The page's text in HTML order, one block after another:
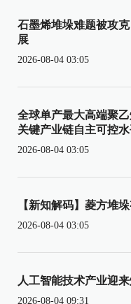
石墨烯堆垛难题被攻
展
2026-08-04 03:05
全球单产最大高端聚
关键产业链自主可控
2026-08-04 03:05
【新知解码】菱方堆
2026-08-04 03:05
人工智能技术产业迎
2026-08-04 09:31